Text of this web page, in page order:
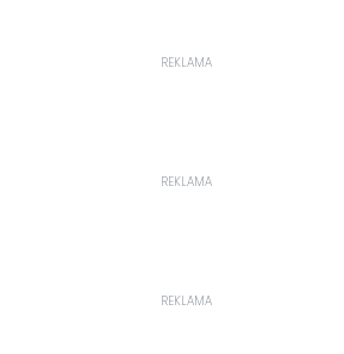
REKLAMA
REKLAMA
REKLAMA